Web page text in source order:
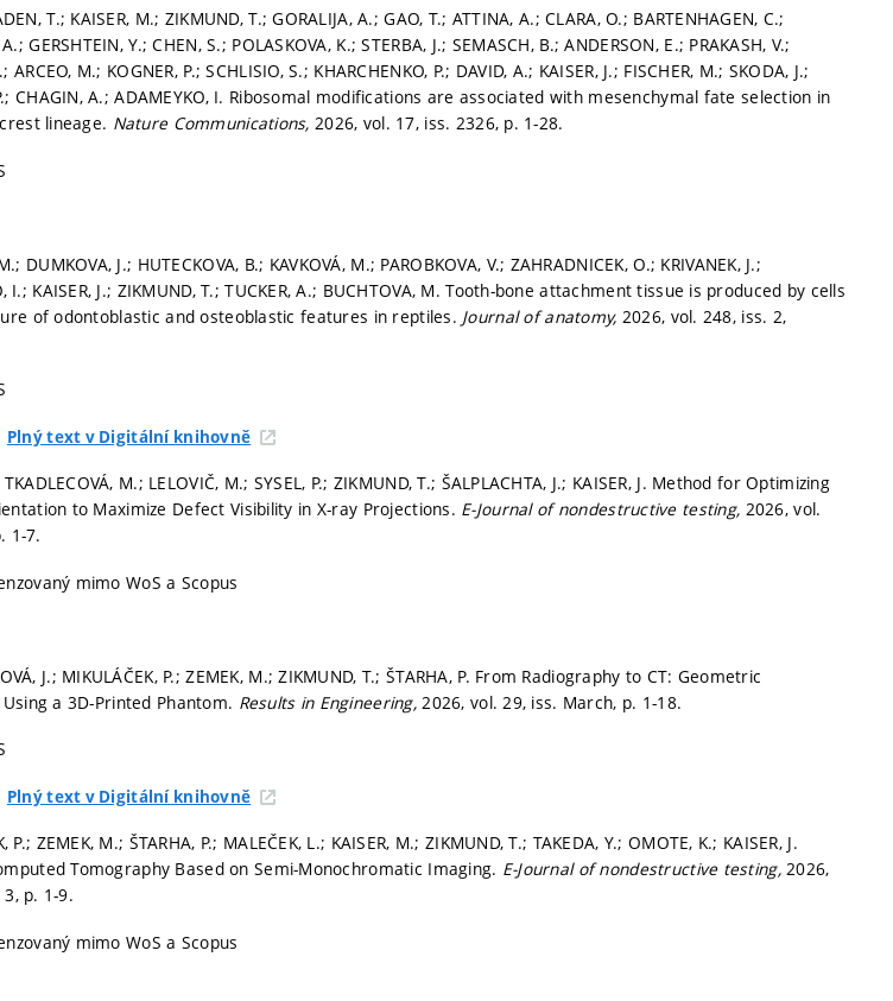
T.; KAISER, M.; ZIKMUND, T.; GORALIJA, A.; GAO, T.; ATTINA, A.; CLARA, O.; BARTENHAGEN, C.;
GERSHTEIN, Y.; CHEN, S.; POLASKOVA, K.; STERBA, J.; SEMASCH, B.; ANDERSON, E.; PRAKASH, V.;
ARCEO, M.; KOGNER, P.; SCHLISIO, S.; KHARCHENKO, P.; DAVID, A.; KAISER, J.; FISCHER, M.; SKODA, J.;
CHAGIN, A.; ADAMEYKO, I. Ribosomal modifications are associated with mesenchymal fate selection in
lineage. Nature Communications,2026, vol. 17, iss. 2326, p. 1-28.
DUMKOVA, J.; HUTECKOVA, B.; KAVKOVÁ, M.; PAROBKOVA, V.; ZAHRADNICEK, O.; KRIVANEK, J.;
I.; KAISER, J.; ZIKMUND, T.; TUCKER, A.; BUCHTOVA, M. Tooth-bone attachment tissue is produced by cells
of odontoblastic and osteoblastic features in reptiles. Journal of anatomy, 2026, vol. 248, iss. 2,
Plný text v Digitální knihovně
TKADLECOVÁ, M.; LELOVIČ, M.; SYSEL, P.; ZIKMUND, T.; ŠALPLACHTA, J.; KAISER, J. Method for Optimizing
to Maximize Defect Visibility in X-ray Projections. E-Journal of nondestructive testing, 2026, vol.
1-7.
mimo WoS a Scopus
J.; MIKULÁČEK, P.; ZEMEK, M.; ZIKMUND, T.; ŠTARHA, P. From Radiography to CT: Geometric
a 3D-Printed Phantom. Results in Engineering, 2026, vol. 29, iss. March, p. 1-18.
Plný text v Digitální knihovně
P.; ZEMEK, M.; ŠTARHA, P.; MALEČEK, L.; KAISER, M.; ZIKMUND, T.; TAKEDA, Y.; OMOTE, K.; KAISER, J.
Tomography Based on Semi-Monochromatic Imaging. E-Journal of nondestructive testing,2026,
3, p. 1-9.
mimo WoS a Scopus